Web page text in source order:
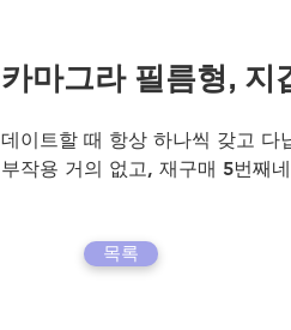
카마그라 필름형, 지
데이트할 때 항상 하나씩 갖고 다
부작용 거의 없고, 재구매 5번째
목록